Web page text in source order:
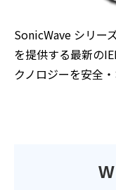
SonicWave シリー
を提供する最新の
クノロジーを安全